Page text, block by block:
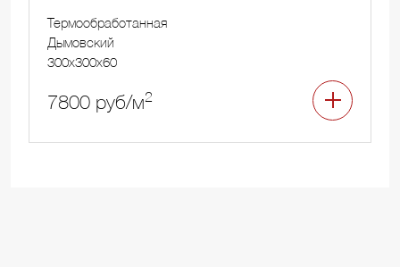
Термообработанная
Дымовский
300x300x60
7800 руб/м2